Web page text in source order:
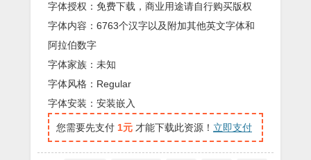
字体授权：免费下载，商业用途请自行购买版权
字体内容：6763个汉字以及附加其他英文字体和
阿拉伯数字
字体家族：未知
字体风格：Regular
字体安装：安装嵌入
您需要先支付 1元 才能下载此资源！ 立即支付